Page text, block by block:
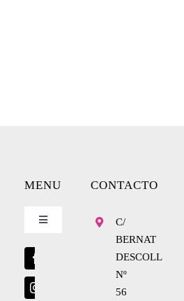
MENU
Toggle
CONTACTO
C/
BERNAT
DESCOLL
Nº
56